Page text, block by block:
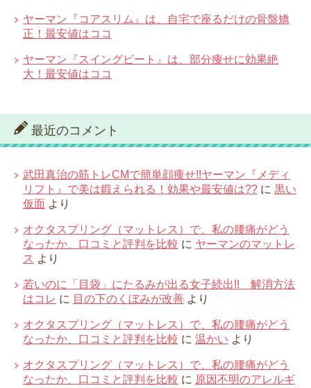
ヤーマン『コアスリム』は、自宅で座るだけの骨盤矯
正！最安値はココ
ヤーマン『スイングビート』は、部分痩せに効果絶
大！最安値はココ
最近のコメント
武田真治の筋トレCMで簡単顔痩せ!!ヤーマン『メディ
リフト』で美は鍛えられる！効果や最安値は?? に 黒い
仮面 より
オクタスプリング（マットレス）で、私の腰痛がどう
なったか、口コミと評判を比較 に ヤーマンのマットレ
ス より
若いのに「目袋」にたるみが出る女子続出!! 解消方法
はコレ に 目の下のくぼみが改善 より
オクタスプリング（マットレス）で、私の腰痛がどう
なったか、口コミと評判を比較 に 温かい より
オクタスプリング（マットレス）で、私の腰痛がどう
なったか、口コミと評判を比較 に 原因不明のアレルギ